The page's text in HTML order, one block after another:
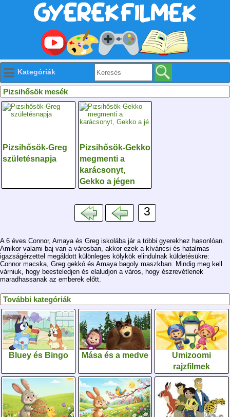
Kategóriák
Pizsihősök mesék
Pizsihősök-Greg
születésnapja
Pizsihősök-Gekko
megmenti a
karácsonyt,
Gekko a jégen
3
A 6 éves Connor, Amaya és Greg iskolába jár a többi gyerekhez hasonlóan.
Amikor valami baj van a városban, akkor ezek a kíváncsi és hatalmas
igazságérzettel megáldott különleges kölykök elindulnak küldetésükre:
Connor macska, Greg gekkó és Amaya bagoly maszkban. Mindig meg kell
várniuk, hogy beesteledjen és elaludjon a város, hogy észrevétlenek
maradhassanak az emberek előtt.
További kategóriák
Bluey és Bingo Mása és a medve
Umizoomi
rajzfilmek